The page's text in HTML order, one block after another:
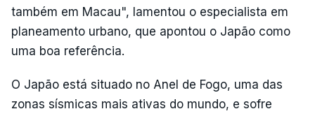
também em Macau", lamentou o especialista em
planeamento urbano, que apontou o Japão como
uma boa referência.
O Japão está situado no Anel de Fogo, uma das
zonas sísmicas mais ativas do mundo, e sofre